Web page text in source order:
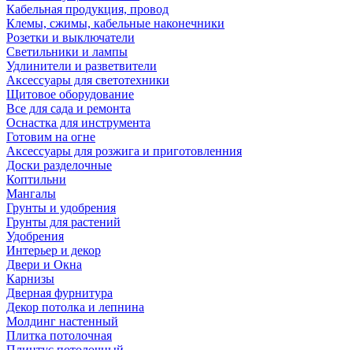
Кабельная продукция, провод
Клемы, сжимы, кабельные наконечники
Розетки и выключатели
Светильники и лампы
Удлинители и разветвители
Аксессуары для светотехники
Щитовое оборудование
Все для сада и ремонта
Оснастка для инструмента
Готовим на огне
Аксессуары для розжига и приготовленния
Доски разделочные
Коптильни
Мангалы
Грунты и удобрения
Грунты для растений
Удобрения
Интерьер и декор
Двери и Окна
Карнизы
Дверная фурнитура
Декор потолка и лепнина
Молдинг настенный
Плитка потолочная